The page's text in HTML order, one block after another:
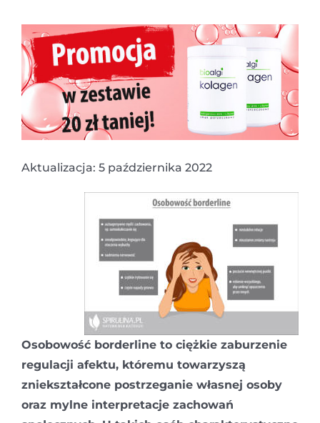
Aktualizacja: 5 października 2022
Osobowość borderline to ciężkie zaburzenie
regulacji afektu, któremu towarzyszą
zniekształcone postrzeganie własnej osoby
oraz mylne interpretacje zachowań